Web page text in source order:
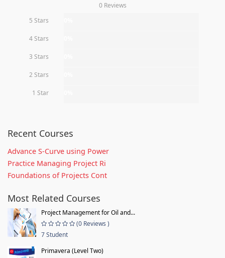
0 Reviews
5 Stars
4 Stars
3 Stars
2 Stars
1 Star
Recent Courses
Advance S-Curve using Power
Practice Managing Project Ri
Foundations of Projects Cont
Most Related Courses
Project Management for Oil and...
(0 Reviews )
7 Student
Primavera (Level Two)